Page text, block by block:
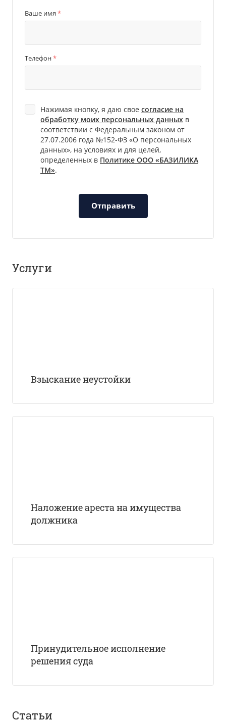
Ваше имя *
Телефон*
Нажимая кнопку, я даю свое согласие на
обработку моих персональных данных в
соответствии с Федеральным законом от
27.07.2006 года №152-ФЗ «О персональных
данных», на условиях и для целей,
определенных в Политике ООО «БАЗИЛИКА
ТМ».
Услуги
Взыскание неустойки
Наложение ареста на имущества
должника
Принудительное исполнение
решения суда
Статьи